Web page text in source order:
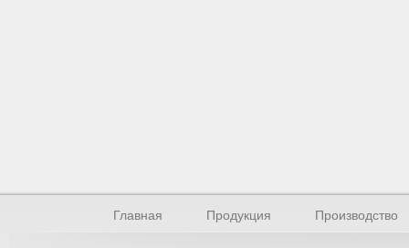
Главная Продукция Производство